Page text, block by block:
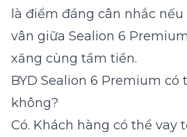
là điểm đáng cân nhắc
vân giữa Sealion 6
xăng cùng tầm tiền.
BYD Sealion 6 Premium có
không?
Có. Khách hàng có thể vay